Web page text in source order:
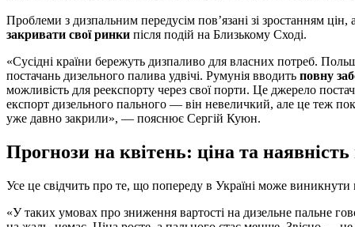
Проблеми з дизпальним передусім пов’язані зі зростанням
закривати свої ринки після подій на Близькому Сході.
«Сусідні країни бережуть дизпаливо для власних потреб.
постачань дизельного палива удвічі. Румунія вводить повну
можливість для реекспорту через свої порти. Це джерело
експорт дизельного пального — він невеличкий, але це теж
уже давно закрили», — пояснює Сергій Куюн.
Прогнози на квітень: ціна та
Усе це свідчить про те, що попереду в Україні може
«У таких умовах про зниження вартості на дизельне пальне